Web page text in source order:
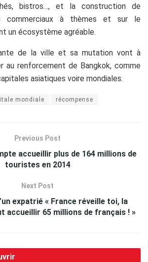
bistros…, et la construction de
commerciaux à thèmes et sur le
un écosystème agréable.
de la ville et sa mutation vont à
au renforcement de Bangkok, comme
asiatiques voire mondiales.
mondiale récompense
Previous Post
accueillir plus de 164 millions de
touristes en 2014
Next Post
expatrié « France réveille toi, la
accueillir 65 millions de français ! »